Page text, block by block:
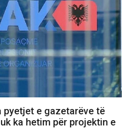
pyetjet e gazetarëve të
ka hetim për projektin e